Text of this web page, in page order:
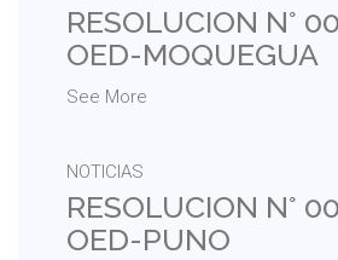
RESOLUCION N°
OED-MOQUEGUA
See More
NOTICIAS
RESOLUCION N°
OED-PUNO